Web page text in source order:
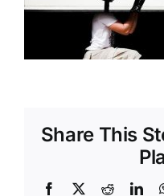
Share This
Facebook
X Reddit